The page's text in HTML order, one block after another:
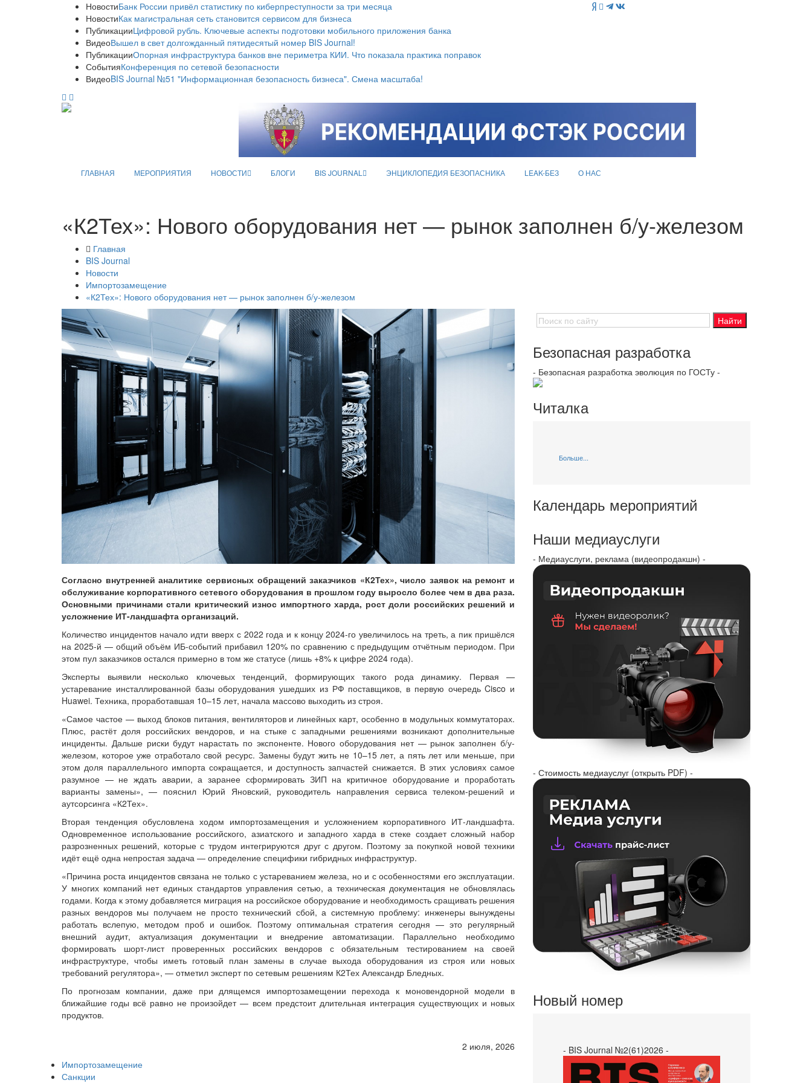
НовостиБанк России привёл статистику по киберпреступности за три месяца
НовостиКак магистральная сеть становится сервисом для бизнеса
ПубликацииЦифровой рубль. Ключевые аспекты подготовки мобильного приложения банка
ВидеоВышел в свет долгожданный пятидесятый номер BIS Journal!
ПубликацииОпорная инфраструктура банков вне периметра КИИ. Что показала практика поправок
СобытияКонференция по сетевой безопасности
ВидеоBIS Journal №51 "Информационная безопасность бизнеса". Смена масштаба!
ГЛАВНАЯ МЕРОПРИЯТИЯ НОВОСТИ БЛОГИ BIS JOURNAL ЭНЦИКЛОПЕДИЯ БЕЗОПАСНИКА LEAK-БЕЗ О НАС
«К2Тех»: Нового оборудования нет — рынок заполнен б/у-железом
Главная
BIS Journal
Новости
Импортозамещение
«К2Тех»: Нового оборудования нет — рынок заполнен б/у-железом
Согласно внутренней аналитике сервисных обращений заказчиков «К2Тех», число заявок на ремонт и
обслуживание корпоративного сетевого оборудования в прошлом году выросло более чем в два раза.
Основными причинами стали критический износ импортного харда, рост доли российских решений и
усложнение ИТ-ландшафта организаций.
Количество инцидентов начало идти вверх с 2022 года и к концу 2024-го увеличилось на треть, а пик пришёлся
на 2025-й — общий объём ИБ-событий прибавил 120% по сравнению с предыдущим отчётным периодом. При
этом пул заказчиков остался примерно в том же статусе (лишь +8% к цифре 2024 года).
Эксперты выявили несколько ключевых тенденций, формирующих такого рода динамику. Первая —
устаревание инсталлированной базы оборудования ушедших из РФ поставщиков, в первую очередь Cisco и
Huawei. Техника, проработавшая 10–15 лет, начала массово выходить из строя.
«Самое частое — выход блоков питания, вентиляторов и линейных карт, особенно в модульных коммутаторах.
Плюс, растёт доля российских вендоров, и на стыке с западными решениями возникают дополнительные
инциденты. Дальше риски будут нарастать по экспоненте. Нового оборудования нет — рынок заполнен б/у-
железом, которое уже отработало свой ресурс. Замены будут жить не 10–15 лет, а пять лет или меньше, при
этом доля параллельного импорта сокращается, и доступность запчастей снижается. В этих условиях самое
разумное — не ждать аварии, а заранее сформировать ЗИП на критичное оборудование и проработать
варианты замены», — пояснил Юрий Яновский, руководитель направления сервиса телеком-решений и
аутсорсинга «К2Тех».
Вторая тенденция обусловлена ходом импортозамещения и усложнением корпоративного ИТ-ландшафта.
Одновременное использование российского, азиатского и западного харда в стеке создает сложный набор
разрозненных решений, которые с трудом интегрируются друг с другом. Поэтому за покупкой новой техники
идёт ещё одна непростая задача — определение специфики гибридных инфраструктур.
«Причина роста инцидентов связана не только с устареванием железа, но и с особенностями его эксплуатации.
У многих компаний нет единых стандартов управления сетью, а техническая документация не обновлялась
годами. Когда к этому добавляется миграция на российское оборудование и необходимость сращивать решения
разных вендоров мы получаем не просто технический сбой, а системную проблему: инженеры вынуждены
работать вслепую, методом проб и ошибок. Поэтому оптимальная стратегия сегодня — это регулярный
внешний аудит, актуализация документации и внедрение автоматизации. Параллельно необходимо
формировать шорт-лист проверенных российских вендоров с обязательным тестированием на своей
инфраструктуре, чтобы иметь готовый план замены в случае выхода оборудования из строя или новых
требований регулятора», — отметил эксперт по сетевым решениям К2Тех Александр Бледных.
По прогнозам компании, даже при длящемся импортозамещении перехода к моновендорной модели в
ближайшие годы всё равно не произойдет — всем предстоит длительная интеграция существующих и новых
продуктов.
2 июля, 2026
Импортозамещение
Санкции
Безопасная разработка
- Безопасная разработка эволюция по ГОСТу -
Читалка
Больше...
Календарь мероприятий
Наши медиауслуги
- Медиауслуги, реклама (видеопродакшн) -
- Стоимость медиауслуг (открыть PDF) -
Новый номер
- BIS Journal №2(61)2026 -